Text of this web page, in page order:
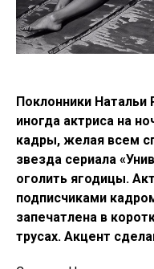
Поклонники
иногда актриса на
кадры, желая всем
звезда сериала
оголить ягодицы.
подписчиками
запечатлена в
трусах. Акцент